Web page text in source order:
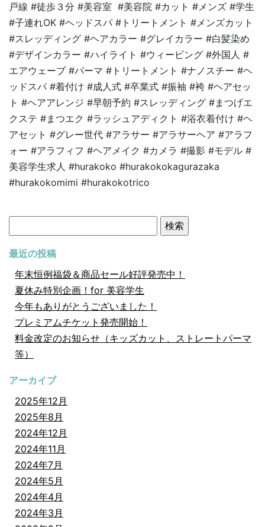
戸線 #徒歩３分 #美容室 #美容院 #カット #メンズ #学生
#子連れOK #ヘッドスパ #トリートメント #メンズカット
#スレッディング #ヘアカラー #グレイカラー #白髪染め
#デザインカラー #ハイライト #ウィービング #外国人 #
エアウェーブ #パーマ #トリートメント #ナノスチー #ヘ
ッドスパ #着付け #成人式 #卒業式 #振袖 #袴 #ヘアセッ
ト #ヘアアレンジ #早朝予約 #スレッディング #まつげエ
クステ #まつエク #ラッシュアディクト #浴衣着付け #ヘ
アセット #グレー世代 #アラサー #アラサーヘア #アラフ
ォー #アラフィフ #ヘアメイク #カメラ #撮影 #モデル #
美容学生求人 #hurakoko #hurakokokagurazaka
#hurakokomimi #hurakokotrico
索:
最近の投稿
年末恒例福袋＆商品セール好評発売中！
夏休み特別企画！for 美容学生
今年もありがとうございました！
プレミアムチケット発売開始！
料金改定のお知らせ（キッズカット、ストレートパーマ
等）
アーカイブ
2025年12月
2025年8月
2024年12月
2024年11月
2024年7月
2024年5月
2024年4月
2024年3月